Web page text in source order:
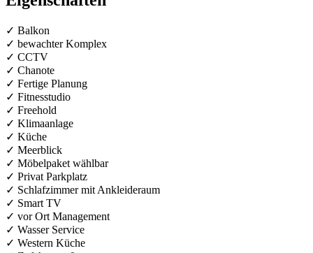
✓ Balkon
✓ bewachter Komplex
✓ CCTV
✓ Chanote
✓ Fertige Planung
✓ Fitnesstudio
✓ Freehold
✓ Klimaanlage
✓ Küche
✓ Meerblick
✓ Möbelpaket wählbar
✓ Privat Parkplatz
✓ Schlafzimmer mit Ankleideraum
✓ Smart TV
✓ vor Ort Management
✓ Wasser Service
✓ Western Küche